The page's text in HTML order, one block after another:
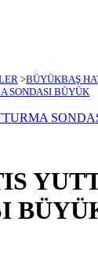
>BÜYÜKBAŞ
SONDASI BÜYÜK